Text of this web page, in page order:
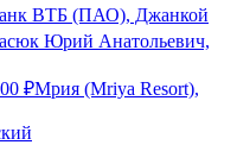
ВТБ (ПАО), Джанкой
Юрий Анатольевич,
₽Мрия (Mriya Resort),